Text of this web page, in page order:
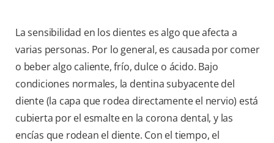
La sensibilidad en los dientes es algo que afecta a
varias personas. Por lo general, es causada por comer
o beber algo caliente, frío, dulce o ácido. Bajo
condiciones normales, la dentina subyacente del
diente (la capa que rodea directamente el nervio) está
cubierta por el esmalte en la corona dental, y las
encías que rodean el diente. Con el tiempo, el